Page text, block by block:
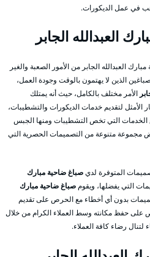
في عمل الديكورات.
العبدالله الجابر
العبدالله الجابر من الأمور الصعبة والغير
الذين لا يهتمون بالوقت وجودة العمل،
الأمر مختلف بالكامل، حيث أنه يمتلك
الأمثل لتقديم خدمات الديكورات والتشطيبات،
التي تخص التشطيبات ومنها الجبس
مجموعة متنوعة من التصميمات الحصرية التي
المتوفرة لديصباغ ضاحية مبارك
التي يفضلها، ويقومصباغ ضاحية مبارك
بدون أي أخطاء مع الحرص على تقديم
على حفظ مكانته وسط العملاء الكرام من خلال
رضاء كافة العملاء.